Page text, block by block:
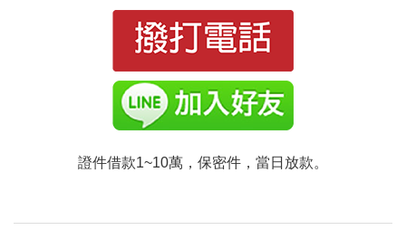
證件借款1~10萬，保密件，當日放款。